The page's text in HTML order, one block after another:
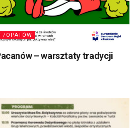
/OPATÓW
– warsztaty tradycji